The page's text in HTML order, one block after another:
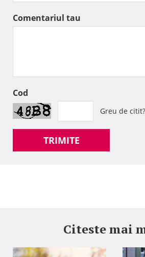
Comentariul tau
Cod
Greu de citit?
TRIMITE
Citeste mai